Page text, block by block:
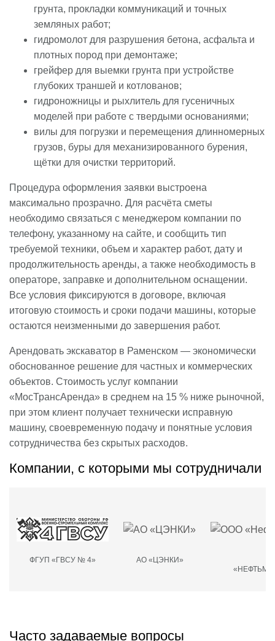
грунта, прокладки коммуникаций и точных
земляных работ;
гидромолот для разрушения бетона, асфальта и
плотных пород при демонтаже;
грейфер для выемки грунта при устройстве
глубоких траншей и котлованов;
гидроножницы и рыхлитель для гусеничных
моделей при работе с твердыми основаниями;
вилы для погрузки и перемещения длинномерных
грузов, буры для механизированного бурения,
щётки для очистки территорий.
Процедура оформления заявки выстроена
максимально прозрачно. Для расчёта сметы
необходимо связаться с менеджером компании по
телефону, указанному на сайте, и сообщить тип
требуемой техники, объем и характер работ, дату и
продолжительность аренды, а также необходимость в
операторе, заправке и дополнительном оснащении.
Все условия фиксируются в договоре, включая
итоговую стоимость и сроки подачи машины, которые
остаются неизменными до завершения работ.
Арендовать экскаватор в Раменском — экономически
обоснованное решение для частных и коммерческих
объектов. Стоимость услуг компании
«МосТрансАренда» в среднем на 15 % ниже рыночной,
при этом клиент получает технически исправную
машину, своевременную подачу и понятные условия
сотрудничества без скрытых расходов.
Компании, с которыми мы сотрудничали
ФГУП «ГВСУ № 4» АО «ЦЭНКИ»
Часто задаваемые вопросы